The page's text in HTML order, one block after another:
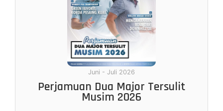
Juni - Juli 2026
Perjamuan Dua Major Tersulit
Musim 2026
April - Mei 2026
Kisah AK: Terpuruk, Bangkit &
Berjaya
Februari - Maret 2026
Pertarungan Antara Prestasi dan
Cinta
Desember 2025 - Januari 2026
Golf Dunia dalam Genggaman
Wanita 22 Tahun